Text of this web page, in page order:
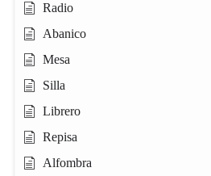
Radio
Abanico
Mesa
Silla
Librero
Repisa
Alfombra